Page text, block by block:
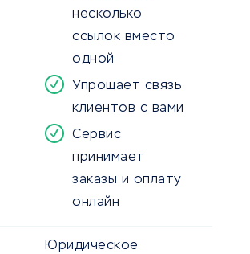
несколько
ссылок вместо
одной
Упрощает связь
клиентов с вами
Сервис
принимает
заказы и оплату
онлайн
Юридическое